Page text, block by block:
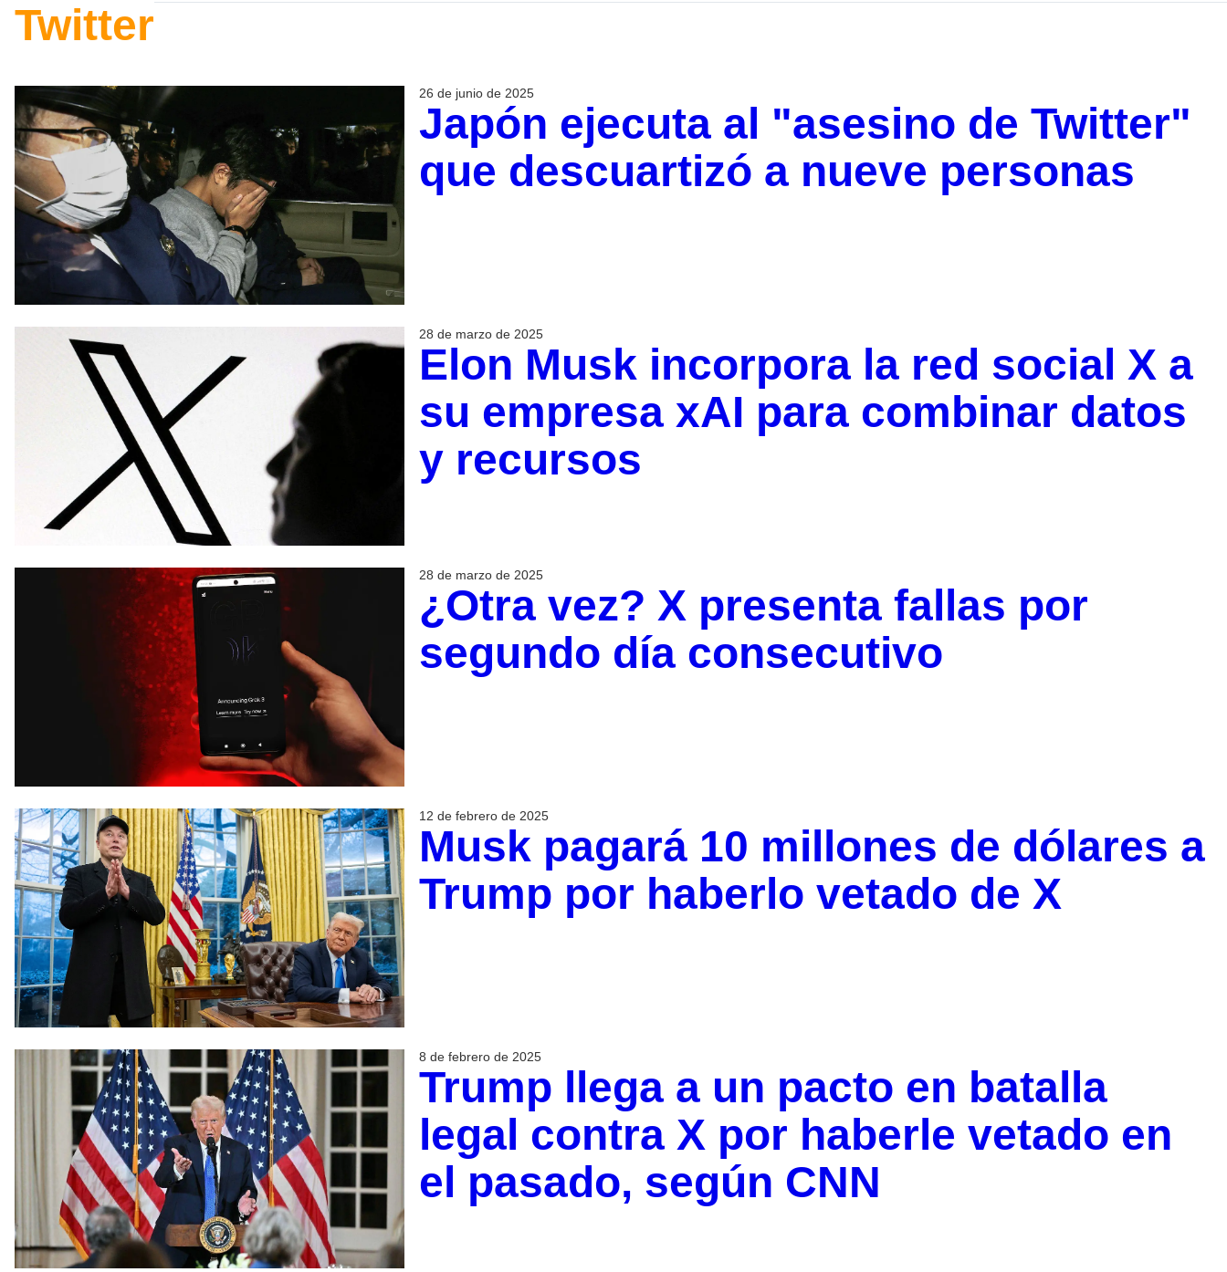
Twitter
26 de junio de 2025
Japón ejecuta al "asesino de Twitter"
que descuartizó a nueve personas
28 de marzo de 2025
Elon Musk incorpora la red social X a
su empresa xAI para combinar datos
y recursos
28 de marzo de 2025
¿Otra vez? X presenta fallas por
segundo día consecutivo
12 de febrero de 2025
Musk pagará 10 millones de dólares a
Trump por haberlo vetado de X
8 de febrero de 2025
Trump llega a un pacto en batalla
legal contra X por haberle vetado en
el pasado, según CNN